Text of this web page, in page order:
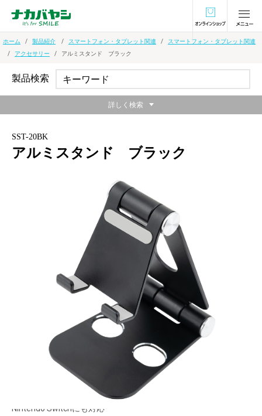
オンラインショ
ホーム 製品紹介 スマートフォン・タブレット関連
スマートフォン・タブレット関連
アクセサリー
アルミスタンド ブラック
SST-20BK
アルミスタンド ブラック
二軸の可動でお好みの角度にできるスマホスタン
タブレットにも対応した、スタイリッシュなアルミスタンド
二軸の可動部を搭載することで、より自由な角度調整、位置調整
コンパクトに折りたためて持ち運びに最適
端末設置面はシリコンで保護
Nintendo Switchにも対応
製品検索
詳しく検索